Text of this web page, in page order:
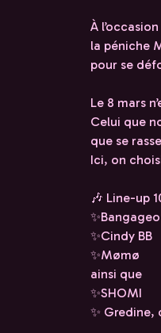
À
la péniche
pour se
Le 8 mars
Celui que
que se
Ici, on
🎶 Line-up
✨Bangageo
✨Cindy BB
✨Mømø
ainsi que
✨SHOMI
✨ Gredine,